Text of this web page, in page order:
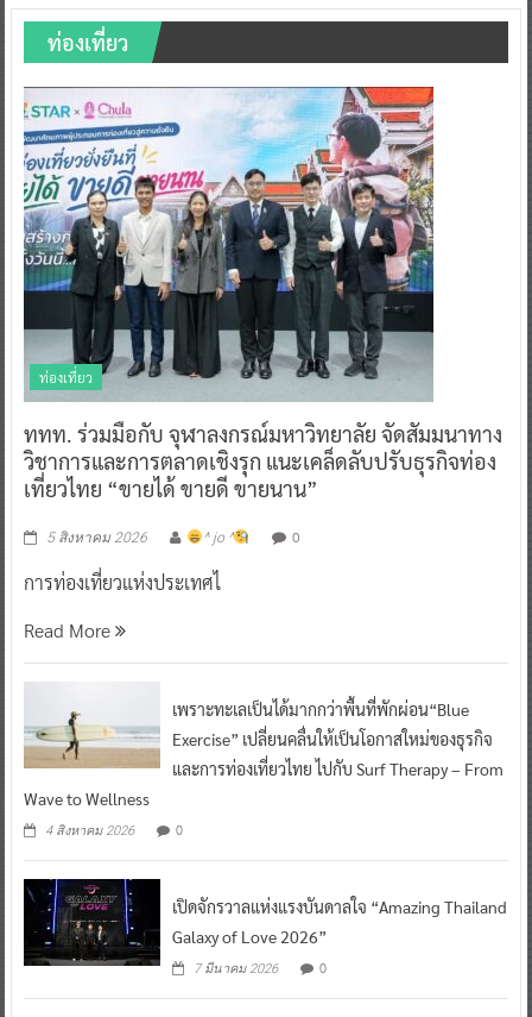
ท่องเที่ยว
ท่องเที่ยว
ททท. ร่วมมือกับ จุฬาลงกรณ์มหาวิทยาลัย จัดสัมมนาทาง
วิชาการและการตลาดเชิงรุก แนะเคล็ดลับปรับธุรกิจท่อง
เที่ยวไทย “ขายได้ ขายดี ขายนาน”
5 สิงหาคม 2026 ^ jo ^ 0
การท่องเที่ยวแห่งประเทศไ
Read More
เพราะทะเลเป็นได้มากกว่าพื้นที่พักผ่อน“Blue
Exercise” เปลี่ยนคลื่นให้เป็นโอกาสใหม่ของธุรกิจ
และการท่องเที่ยวไทย ไปกับ Surf Therapy – From
Wave to Wellness
4 สิงหาคม 2026 0
เปิดจักรวาลแห่งแรงบันดาลใจ “Amazing Thailand
Galaxy of Love 2026”
7 มีนาคม 2026 0